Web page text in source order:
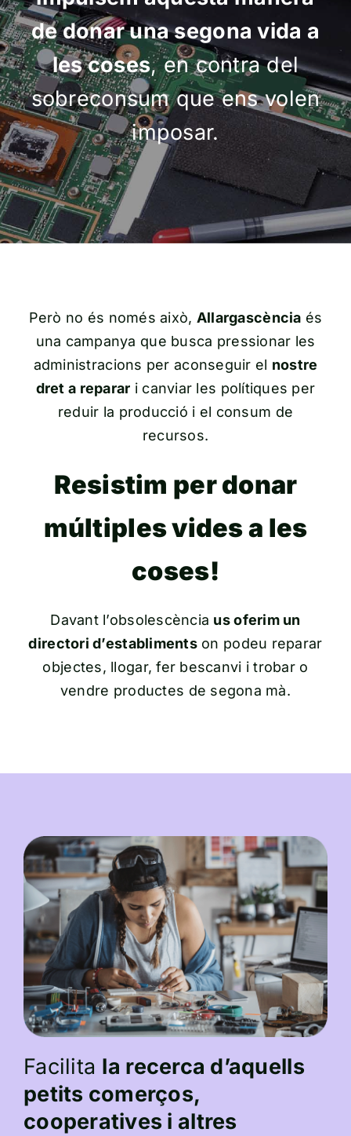
Contacte
de donar una segona vida a
les coses, en contra del
sobreconsum que ens volen
imposar.
Però no és només això, Allargascència és
una campanya que busca pressionar les
administracions per aconseguir el nostre
dret a reparar i canviar les polítiques per
reduir la producció i el consum de
recursos.
Resistim per donar
múltiples vides a les
coses!
Davant l’obsolescència us oferim un
directori d’establimentson podeu reparar
objectes, llogar, fer bescanvi i trobar o
vendre productes de segona mà.
Facilita la recerca d’aquells
petits comerços,
cooperatives i altres